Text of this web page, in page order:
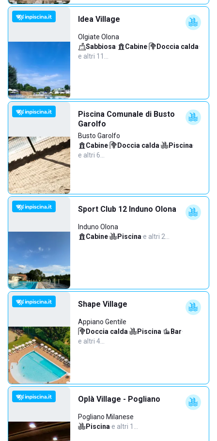
Idea Village
Olgiate Olona
Sabbiosa· Cabine· Doccia calda·
e altri 11…
Piscina Comunale di Busto
Garolfo
Busto Garolfo
Cabine· Doccia calda· Piscina·
e altri 6…
Sport Club 12 Induno Olona
Induno Olona
Cabine· Piscina·e altri 2…
Shape Village
Appiano Gentile
Doccia calda· Piscina· Bar·
e altri 4…
Oplà Village - Pogliano
Pogliano Milanese
Piscina·e altri 1…